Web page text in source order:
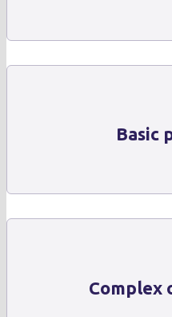
Basic
Complex